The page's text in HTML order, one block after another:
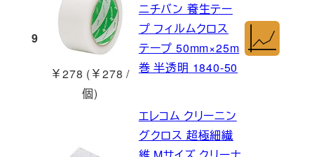
9
￥278 (￥278 /
個)
ニチバン 養生テー
プ フィルムクロス
テープ 50mm×25m
巻 半透明 1840-50
エレコム クリーニン
グクロス 超極細繊